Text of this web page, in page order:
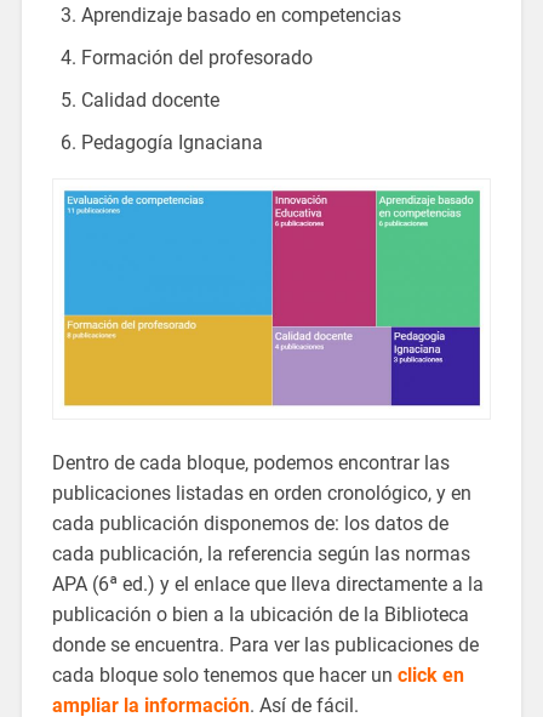
Aprendizaje basado en competencias
Formación del profesorado
Calidad docente
Pedagogía Ignaciana
Dentro de cada bloque, podemos encontrar las
publicaciones listadas en orden cronológico, y en
cada publicación disponemos de: los datos de
cada publicación, la referencia según las normas
APA (6ª ed.) y el enlace que lleva directamente a la
publicación o bien a la ubicación de la Biblioteca
donde se encuentra. Para ver las publicaciones de
cada bloque solo tenemos que hacer un click en
ampliar la información. Así de fácil.